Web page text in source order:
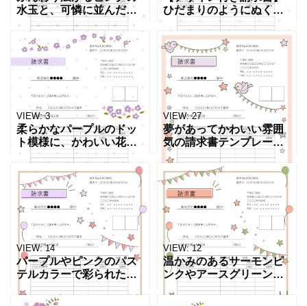
水玉と、可憐に並んだお
花のモチーフが愛らしい
印象を与えるデザインの
請求書のテンプレートで
す。 ハンドメイドアクセ
サリーやフラワーギフ
ひだまりのようにぬくも
りあふれるイエローの水
玉と、可憐に咲く小花モ
チーフが散りばめられ
た、元気で親しみやすい
デザインのテンプレート
です。
VIEW: 3
柔らかなパープルのドッ
ト模様に、かわいい花々
やキラキラした星のイラ
ストを添えた、可憐でエ
レガントな雰囲気の請求
書テンプレートです。フ
ラワーショップやハンド
メイド
VIEW: 27
夢があってかわいい雰囲
気の請求書テンプレート
です。愛らしい小鳥や
星、ガーランドなどのイ
ラストがあしらわれてお
り、リトミックや知育・
お絵かきなどの幼児向け
教室、キ
VIEW: 14
パープルやピンクのパス
テルカラーで彩られた、
夢のあるかわいい雰囲気
の請求書テンプレートで
VIEW: 12
温かみのあるサーモンピ
ンクやアースグリーンで
彩られた、ほっこり優し
いクラフト調の請求書テ